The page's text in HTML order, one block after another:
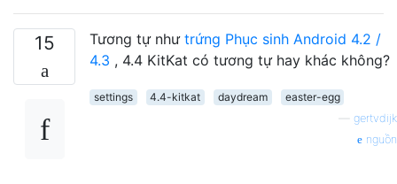
15 Tương tự như trứng Phục sinh Android 4.2 /
4.3 , 4.4 KitKat có tương tự hay khác không?
settings 4.4-kitkat daydream
easter-egg
gertvdijk
nguồn